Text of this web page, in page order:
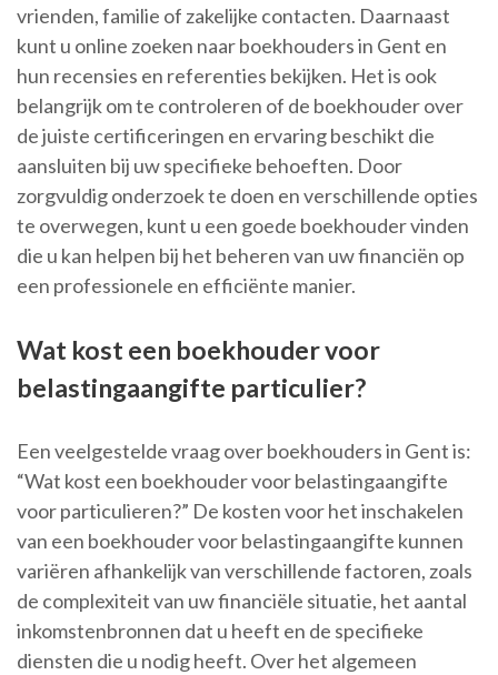
vrienden, familie of zakelijke contacten. Daarnaast
kunt u online zoeken naar boekhouders in Gent en
hun recensies en referenties bekijken. Het is ook
belangrijk om te controleren of de boekhouder over
de juiste certificeringen en ervaring beschikt die
aansluiten bij uw specifieke behoeften. Door
zorgvuldig onderzoek te doen en verschillende opties
te overwegen, kunt u een goede boekhouder vinden
die u kan helpen bij het beheren van uw financiën op
een professionele en efficiënte manier.
Wat kost een boekhouder voor
belastingaangifte particulier?
Een veelgestelde vraag over boekhouders in Gent is:
“Wat kost een boekhouder voor belastingaangifte
voor particulieren?” De kosten voor het inschakelen
van een boekhouder voor belastingaangifte kunnen
variëren afhankelijk van verschillende factoren, zoals
de complexiteit van uw financiële situatie, het aantal
inkomstenbronnen dat u heeft en de specifieke
diensten die u nodig heeft. Over het algemeen